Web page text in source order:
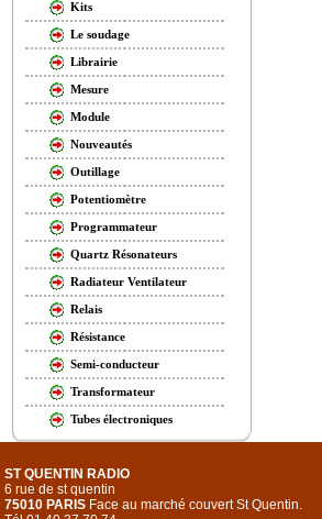
Kits
Le soudage
Librairie
Mesure
Module
Nouveautés
Outillage
Potentiomètre
Programmateur
Quartz Résonateurs
Radiateur Ventilateur
Relais
Résistance
Semi-conducteur
Transformateur
Tubes électroniques
ST QUENTIN RADIO
6 rue de st quentin
75010 PARIS Face au marché couvert St Quentin.